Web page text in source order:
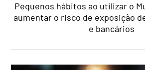
Pequenos hábitos ao utilizar o
aumentar o risco de exposição
e bancários